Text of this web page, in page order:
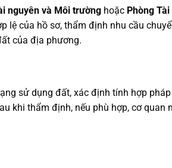
nguyên và Môi trường hoặc Phòng Tài
lệ của hồ sơ, thẩm định nhu cầu
của địa phương.
sử dụng đất, xác định tính hợp pháp
khi thẩm định, nếu phù hợp, cơ quan